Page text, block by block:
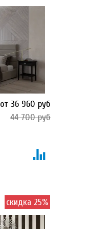
от 36 960 руб
44 700 руб
скидка 25%